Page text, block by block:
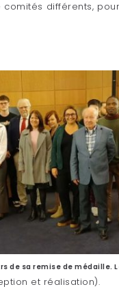
comités différents,
de sa remise de médaille.
et réalisation).